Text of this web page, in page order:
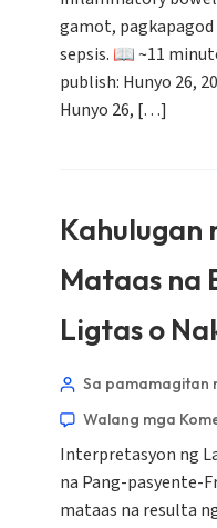
gamot,
sepsis. 📖 ~11
publish: Hunyo 26,
Hunyo 26, […]
Kahulugan
Mataas na
Ligtas o
Sa pamamagitan
Walang mga
Interpretasyon ng
na Pang-pasyente-
mataas na resulta